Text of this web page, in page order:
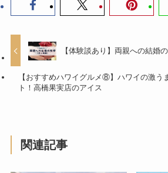
【体験談あり】両親への結婚
【おすすめハワイグルメ⑧】ハワイの激う
ト！高橋果実店のアイス
関連記事